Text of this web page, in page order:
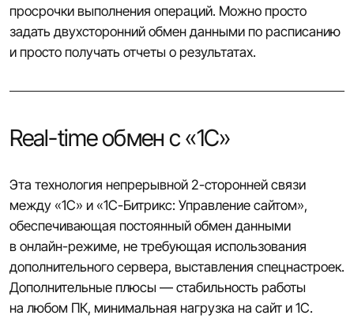
просрочки выполнения операций. Можно просто
задать двухсторонний обмен данными по расписанию
и просто получать отчеты о результатах.
Real-time обмен с «1С»
Эта технология непрерывной 2-сторонней связи
между «1С» и «1С-Битрикс: Управление сайтом»,
обеспечивающая постоянный обмен данными
в онлайн-режиме, не требующая использования
дополнительного сервера, выставления спецнастроек.
Дополнительные плюсы — стабильность работы
на любом ПК, минимальная нагрузка на сайт и 1С.